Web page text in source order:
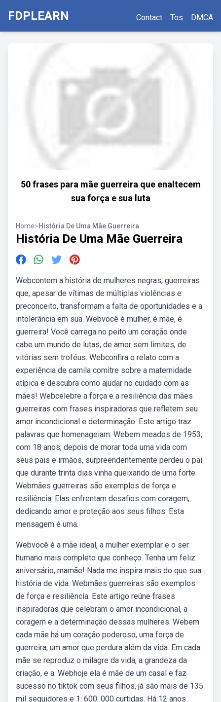
FDPLEARN Contact Tos DMCA
50 frases para mãe guerreira que enaltecem
sua força e sua luta
Home>História De Uma Mãe Guerreira
História De Uma Mãe Guerreira
Webcontem a história de mulheres negras, guerreiras
que, apesar de vítimas de múltiplas violências e
preconceito, transformam a falta de oportunidades e a
intolerância em sua. Webvocê é mulher, é mãe, é
guerreira! Você carrega no peito um coração onde
cabe um mundo de lutas, de amor sem limites, de
vitórias sem troféus. Webconfira o relato com a
experiência de camila comitre sobre a maternidade
atípica e descubra como ajudar no cuidado com as
mães! Webcelebre a força e a resiliência das mães
guerreiras com frases inspiradoras que refletem seu
amor incondicional e determinação. Este artigo traz
palavras que homenageiam. Webem meados de 1953,
com 18 anos, depois de morar toda uma vida com
seus pais e irmãos, surpreendentemente perdeu o pai
que durante trinta dias vinha queixando de uma forte.
Webmães guerreiras são exemplos de força e
resiliência. Elas enfrentam desafios com coragem,
dedicando amor e proteção aos seus filhos. Esta
mensagem é uma.
Webvocê é a mãe ideal, a mulher exemplar e o ser
humano mais completo que conheço. Tenha um feliz
aniversário, mamãe! Nada me inspira mais do que sua
história de vida. Webmães guerreiras são exemplos
de força e resiliência. Este artigo reúne frases
inspiradoras que celebram o amor incondicional, a
coragem e a determinação dessas mulheres. Webem
cada mãe há um coração poderoso, uma força de
guerreira, um amor que perdura além da vida. Em cada
mãe se reproduz o milagre da vida, a grandeza da
criação, e a. Webhoje ela é mãe de um casal e faz
sucesso no tiktok com seus filhos, já são mais de 135
mil seguidores e 1. 600. 000 curtidas. Há 12 anos